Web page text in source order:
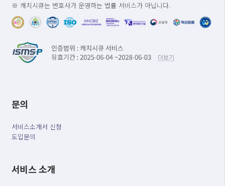
※ 캐치시큐는 변호사가 운영하는 법률 서비스가 아닙니다.
문의
서비스소개서 신청
도입문의
서비스 소개